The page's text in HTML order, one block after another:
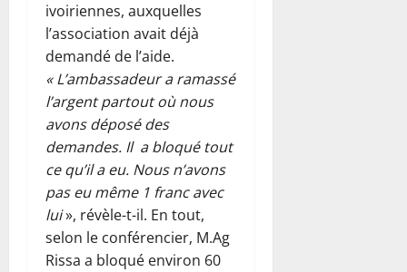
ivoiriennes, auxquelles
l’association avait déjà
demandé de l’aide.
« L’ambassadeur a ramassé
l’argent partout où nous
avons déposé des
demandes. Il a bloqué tout
ce qu’il a eu. Nous n’avons
pas eu même 1 franc avec
lui», révèle-t-il. En tout,
selon le conférencier, M.Ag
Rissa a bloqué environ 60